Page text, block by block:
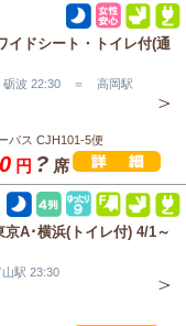
ドシート・トイレ付(通
波 22:30 ＝ 高岡駅
バス CJH101-5便
円 ? 席
A･横浜(トイレ付) 4/1～
駅 23:30